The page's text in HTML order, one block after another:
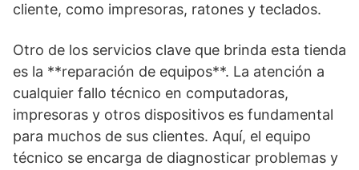
cliente, como impresoras, ratones y teclados.
Otro de los servicios clave que brinda esta tienda
es la **reparación de equipos**. La atención a
cualquier fallo técnico en computadoras,
impresoras y otros dispositivos es fundamental
para muchos de sus clientes. Aquí, el equipo
técnico se encarga de diagnosticar problemas y